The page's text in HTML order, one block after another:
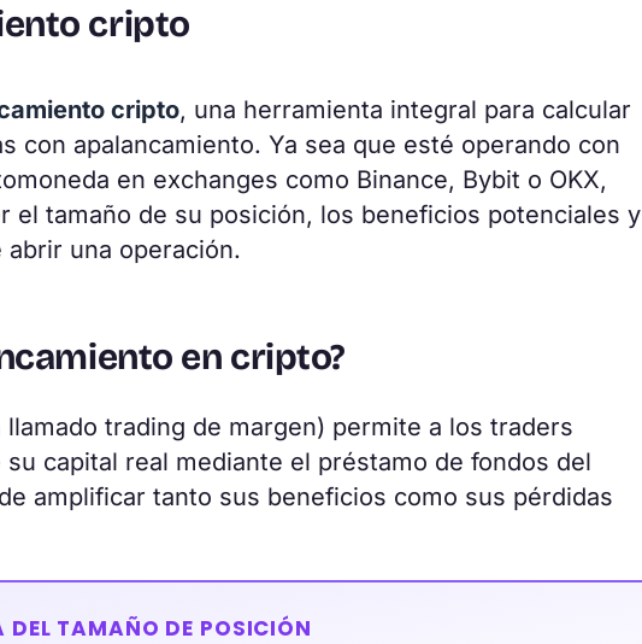
cripto
cripto, una herramienta integral para calcular
con apalancamiento. Ya sea que esté operando con
en exchanges como Binance, Bybit o OKX,
el tamaño de su posición, los beneficios potenciales y
una operación.
en cripto?
llamado trading de margen) permite a los traders
capital real mediante el préstamo de fondos del
amplificar tanto sus beneficios como sus pérdidas
DEL TAMAÑO DE POSICIÓN